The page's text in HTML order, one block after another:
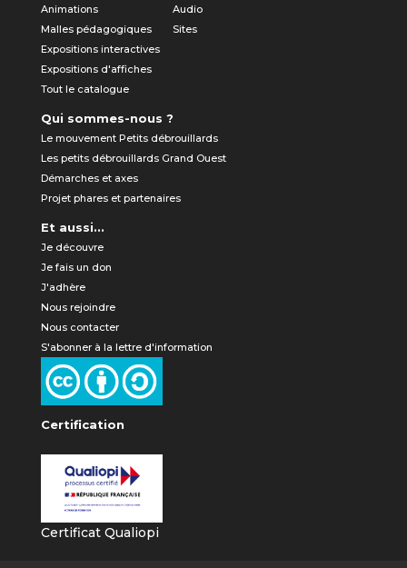
Animations
Malles pédagogiques
Expositions interactives
Expositions d'affiches
Tout le catalogue
Audio
Sites
Qui sommes-nous ?
Le mouvement Petits débrouillards
Les petits débrouillards Grand Ouest
Démarches et axes
Projet phares et partenaires
Et aussi...
Je découvre
Je fais un don
J'adhère
Nous rejoindre
Nous contacter
S'abonner à la lettre d'information
Certification
Certificat Qualiopi